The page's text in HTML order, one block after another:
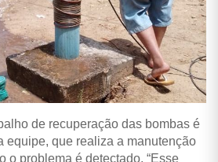
de recuperação das bombas é
equipe, que realiza a manutenção
o problema é detectado. “Esse